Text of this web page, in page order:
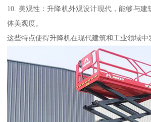
10. 美观性：升降机外观设计现代，能够与建
体美观度。
这些特点使得升降机在现代建筑和工业领域中